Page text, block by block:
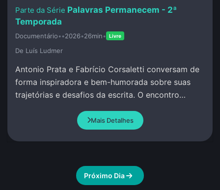
Palavras Permanecem - 2ª
Temporada
Documentário••2026•26min• Livre
De Luí­s Ludmer
Antonio Prata e Fabrício Corsaletti conversam de
forma inspiradora e bem-humorada sobre suas
trajetórias e desafios da escrita. O encontro
Mais Detalhes
Próximo Dia